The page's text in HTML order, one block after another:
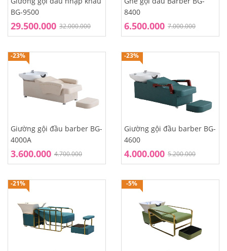
BG-9500
32.000.000
29.500.000
8400
7.000.000
6.500.000
-23%
Giường gội đầu barber BG-
4000A
4.700.000
3.600.000
-23%
Giường gội đầu barber BG-
4600
5.200.000
4.000.000
-21% -5%